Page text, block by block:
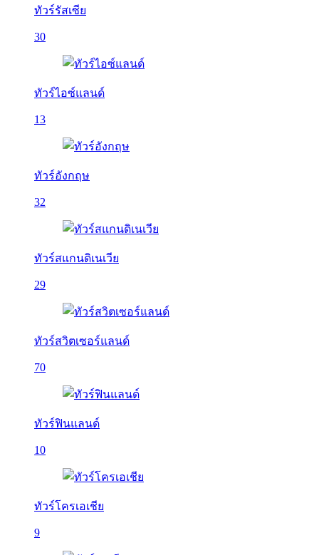
ทัวร์รัสเซีย
30
ทัวร์ไอซ์แลนด์
13
ทัวร์อังกฤษ
32
ทัวร์สแกนดิเนเวีย
29
ทัวร์สวิตเซอร์แลนด์
70
ทัวร์ฟินแลนด์
10
ทัวร์โครเอเชีย
9